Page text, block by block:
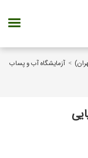
> آزمایشگاه آب و پساب